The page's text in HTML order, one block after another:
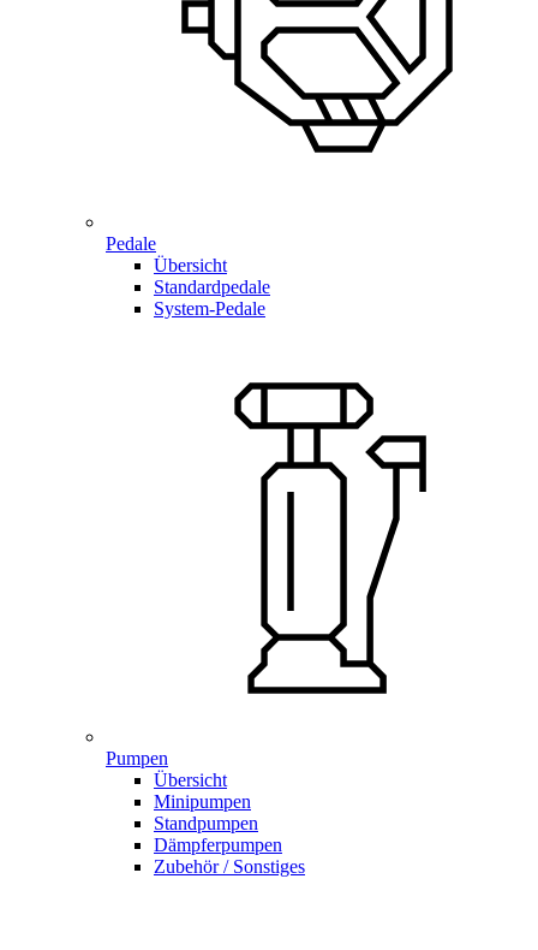
Pedale
Übersicht
Standardpedale
System-Pedale
Pumpen
Übersicht
Minipumpen
Standpumpen
Dämpferpumpen
Zubehör / Sonstiges